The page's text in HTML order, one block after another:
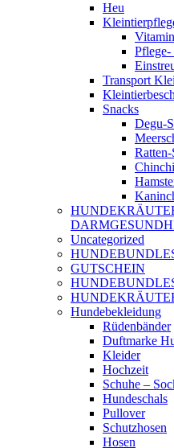
Heu
Transport
Snacks
Degu-
Uncategorized
GUTSCHEIN
Hundebekleidung
Rüdenbänder
Duftmarke
Kleider
Hochzeit
Schuhe –
Hundeschals
Pullover
Schutzhosen
Hosen